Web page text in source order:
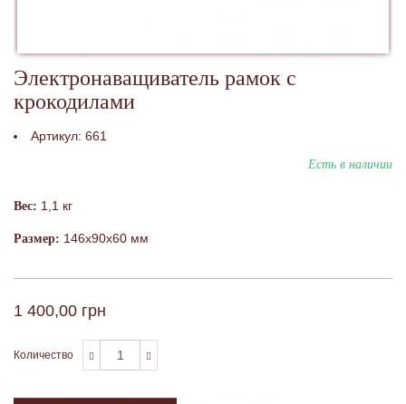
Электронаващиватель рамок с
крокодилами
Артикул: 661
Есть в наличии
Вес: 1,1 кг
Размер: 146х90х60 мм
1 400,00 грн
Количество